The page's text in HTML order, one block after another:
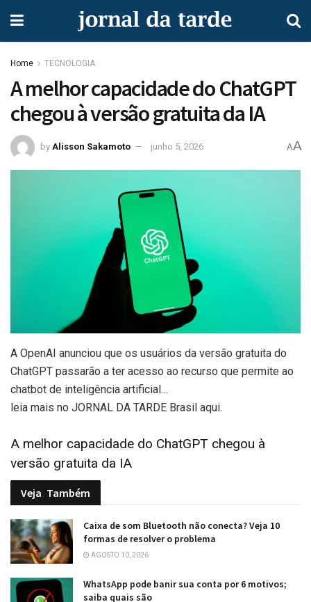
Home TECNOLOGIA
A melhor capacidade do ChatGPT
chegou à versão gratuita da IA
by Alisson Sakamoto junho 5, 2026 AA
A OpenAI anunciou que os usuários da versão gratuita do
ChatGPT passarão a ter acesso ao recurso que permite ao
chatbot de inteligência artificial…
leia mais no JORNAL DA TARDE Brasil aqui.
A melhor capacidade do ChatGPT chegou à
versão gratuita da IA
Veja Também
Caixa de som Bluetooth não conecta? Veja 10
formas de resolver o problema
AGOSTO 10, 2026
WhatsApp pode banir sua conta por 6 motivos;
saiba quais são